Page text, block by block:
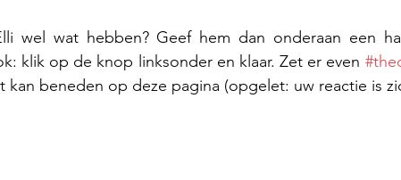
wel wat hebben? Geef hem dan onderaan een
klik op de knop linksonder en klaar. Zet er even
kan beneden op deze pagina (opgelet: uw reactie is